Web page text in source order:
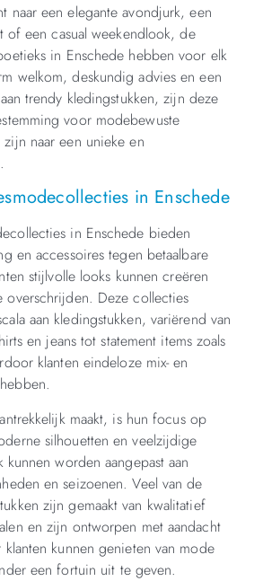
een elegante avondjurk, een
een casual weekendlook, de
in Enschede hebben voor elk
welkom, deskundig advies en een
trendy kledingstukken, zijn deze
voor modebewuste
naar een unieke en
in Enschede
in Enschede bieden
en accessoires tegen betaalbare
stijlvolle looks kunnen creëren
Deze collecties
aan kledingstukken, variërend van
en jeans tot statement items zoals
klanten eindeloze mix- en
maakt, is hun focus op
silhouetten en veelzijdige
worden aangepast aan
en seizoenen. Veel van de
zijn gemaakt van kwalitatief
en zijn ontworpen met aandacht
kunnen genieten van mode
een fortuin uit te geven.